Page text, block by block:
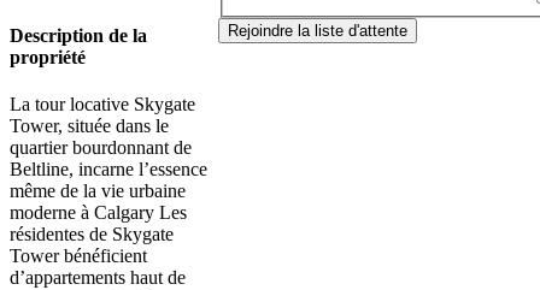
Description de la
propriété
La tour locative Skygate
Tower, située dans le
quartier bourdonnant de
Beltline, incarne l’essence
même de la vie urbaine
moderne à Calgary Les
résidentes de Skygate
Tower bénéficient
d’appartements haut de
Rejoindre la liste d'attente